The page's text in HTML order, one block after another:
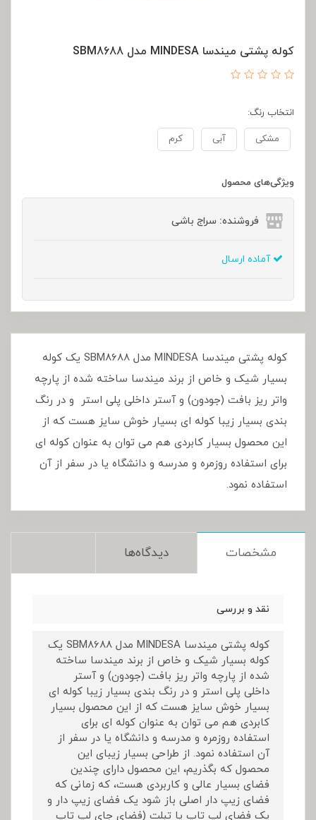
کوله پشتی میندسا MINDESA مدل SBM8688
انتخاب رنگ:
مشکی آبی کرم
ویژگی‌های محصول
فروشنده: سراج باشی
آماده ارسال
کوله پشتی میندسا MINDESA مدل SBM8688 یک کوله
بسیار شیک و خاص از برند میندسا ساخته شده از پارچه
واتر ریز بافت (جودون) و آستر داخلی پلی استر و در رنگ
بندی بسیار زیبا کوله ای بسیار خوش سایز هست که از
این محصول بسیار کابردی هم می توان به عنوان کوله ای
برای استفاده روزمره و مدرسه و دانشگاه یا در سفر از آن
استفاده نمود.
مشخصات دیدگاه‌ها
نقد و بررسی
کوله پشتی میندسا MINDESA مدل SBM8688 یک
کوله بسیار شیک و خاص از برند میندسا ساخته
شده از پارچه واتر ریز بافت (جودون) و آستر
داخلی پلی استر و در رنگ بندی بسیار زیبا کوله ای
بسیار خوش سایز هست که از این محصول بسیار
کابردی هم می توان به عنوان کوله ای برای
استفاده روزمره و مدرسه و دانشگاه یا در سفر از
آن استفاده نمود. از طراحی بسیار زیبای این
محصول که بگذریم، این محصول دارای چندین
فضای بسیار عالی و کاربردی هست، که زمانی که
فضای زیپ دار اصلی باز شود یک فضای زیپ دار و
یک فضای لپ تاپ یا تبلت (فضای جای لپ تاپ